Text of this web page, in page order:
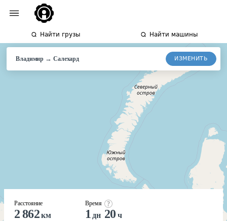
Найти грузы Найти машины
Владимир → Салехард ИЗМЕНИТЬ
Расстояние
2 862км
Время
1 дн 20 ч